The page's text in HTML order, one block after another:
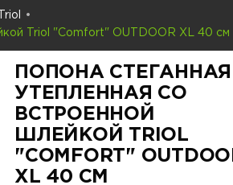
Triol
Triol "Comfort" OUTDOOR XL 40 см
ПОПОНА СТЕГАННАЯ
УТЕПЛЕННАЯ СО
ВСТРОЕННОЙ
ШЛЕЙКОЙ TRIOL
"COMFORT"
XL 40 СМ